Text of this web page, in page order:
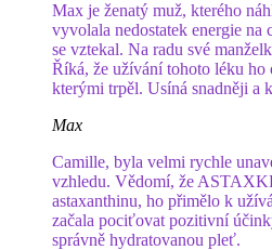
Max je ženatý muž, kterého
vyvolala nedostatek energie
se vztekal. Na radu své
Říká, že užívání tohoto léku ho
kterými trpěl. Usíná snadněji a
Max
Camille, byla velmi rychle
vzhledu. Vědomí, že
astaxanthinu, ho přimělo k
začala pociťovat pozitivní
správně hydratovanou pleť.